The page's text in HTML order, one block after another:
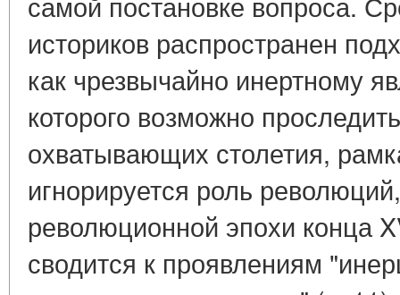
историков распространен
как чрезвычайно инертному
которого возможно
охватывающих столетия,
игнорируется роль
революционной эпохи конца
сводится к проявлениям